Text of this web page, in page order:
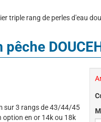
triple rang de perles d'eau
sur 3 rangs de 43/44/45
option en or 14k ou 18k